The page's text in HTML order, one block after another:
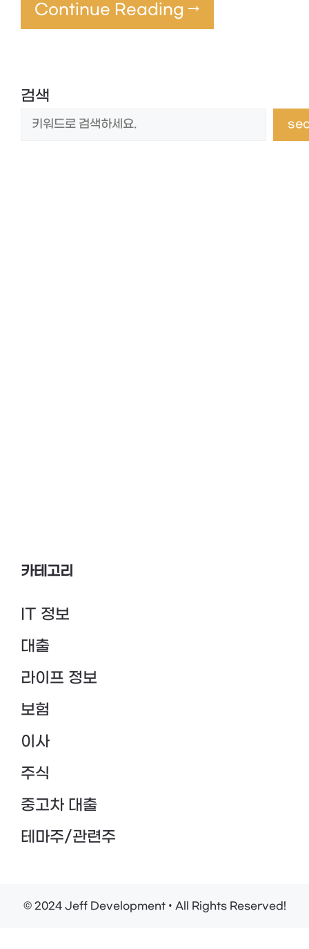
Continue Reading →
검색
카테고리
IT 정보
대출
라이프 정보
보험
이사
주식
중고차 대출
테마주/관련주
© 2024 Jeff Development • All Rights Reserved!